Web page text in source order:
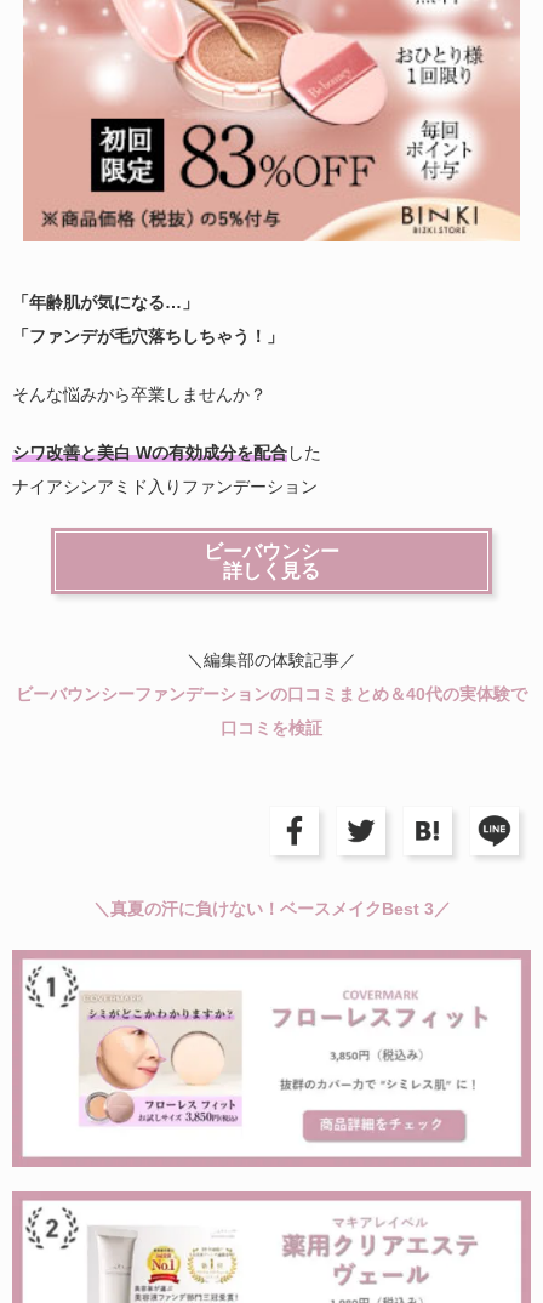
「年齢肌が気になる…」
「ファンデが毛穴落ちしちゃう！」
そんな悩みから卒業しませんか？
シワ改善と美白 Wの有効成分を配合した
ナイアシンアミド入りファンデーション
ビーバウンシー
詳しく見る
＼編集部の体験記事／
ビーバウンシーファンデーションの口コミまとめ＆40代の実体験で
口コミを検証
＼真夏の汗に負けない！ベースメイクBest 3／